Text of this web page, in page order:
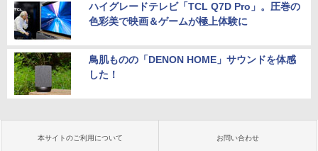
ハイグレードテレビ「TCL Q7D Pro」。圧巻の
色彩美で映画＆ゲームが極上体験に
鳥肌ものの「DENON HOME」サウンドを体感
した！
本サイトのご利用について お問い合わせ